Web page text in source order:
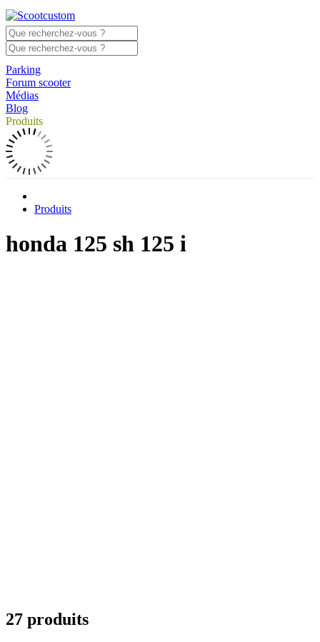
Parking
Forum scooter
Médias
Blog
Produits
Produits
honda 125 sh 125 i
27 produits